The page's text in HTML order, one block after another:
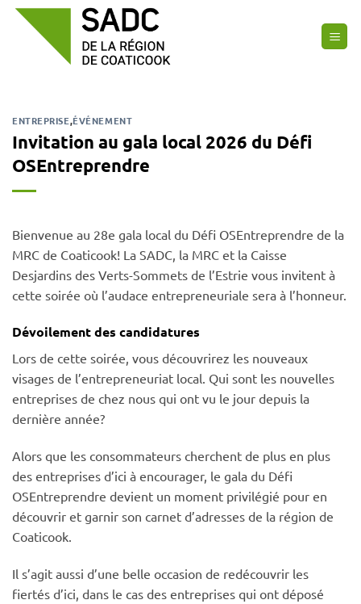
Passer
ENTREPRISE,ÉVÉNEMENT
Invitation au gala local 2026 du Défi
OSEntreprendre
Bienvenue au 28e gala local du Défi OSEntreprendre de la
MRC de Coaticook! La SADC, la MRC et la Caisse
Desjardins des Verts-Sommets de l’Estrie vous invitent à
cette soirée où l’audace entrepreneuriale sera à l’honneur.
Dévoilement des candidatures
Lors de cette soirée, vous découvrirez les nouveaux
visages de l’entrepreneuriat local. Qui sont les nouvelles
entreprises de chez nous qui ont vu le jour depuis la
dernière année?
Alors que les consommateurs cherchent de plus en plus
des entreprises d’ici à encourager, le gala du Défi
OSEntreprendre devient un moment privilégié pour en
découvrir et garnir son carnet d’adresses de la région de
Coaticook.
Il s’agit aussi d’une belle occasion de redécouvrir les
fiertés d’ici, dans le cas des entreprises qui ont déposé